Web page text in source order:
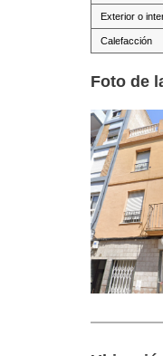
Exterior o
Calefacción
Foto de